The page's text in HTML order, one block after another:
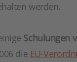
werden.
Schulungen
die EU-